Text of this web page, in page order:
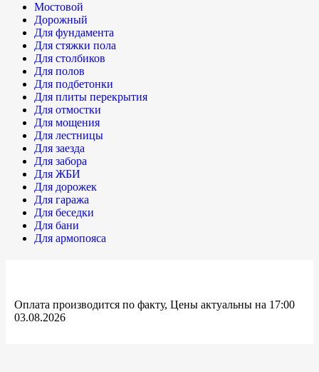
Мостовой
Дорожный
Для фундамента
Для стяжки пола
Для столбиков
Для полов
Для подбетонки
Для плиты перекрытия
Для отмостки
Для мощения
Для лестницы
Для заезда
Для забора
Для ЖБИ
Для дорожек
Для гаража
Для беседки
Для бани
Для армопояса
Оплата производится по факту, Цены актуальны на 17:00
03.08.2026